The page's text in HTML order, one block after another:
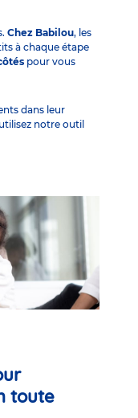
Chez Babilou, les
à chaque étape
pour vous
dans leur
notre outil
toute